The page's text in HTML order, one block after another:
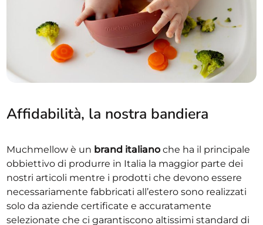
Affidabilità, la nostra bandiera
Muchmellow è un brand italianoche ha il principale
obbiettivo di produrre in Italia la maggior parte dei
nostri articoli mentre i prodotti che devono essere
necessariamente fabbricati all’estero sono realizzati
solo da aziende certificate e accuratamente
selezionate che ci garantiscono altissimi standard di